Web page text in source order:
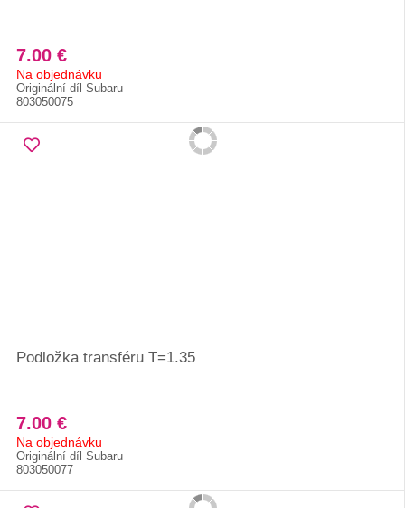
7.00 €
Na objednávku
Originální díl Subaru
803050075
Podložka transféru T=1.35
7.00 €
Na objednávku
Originální díl Subaru
803050077